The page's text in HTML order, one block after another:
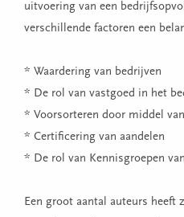
uitvoering van een
verschillende factoren een
* Waardering van bedrijven
* De rol van vastgoed in het
* Voorsorteren door middel
* Certificering van aandelen
* De rol van Kennisgroepen
Een groot aantal auteurs heeft­